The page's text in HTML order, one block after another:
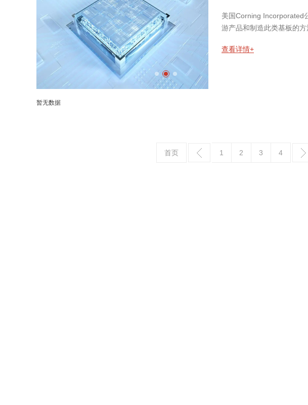
美国Corning Incorporated
游产品和制造此类基板的方
查看详情+
暂无数据
首页 1 2 3 4